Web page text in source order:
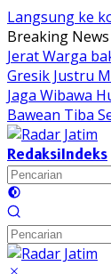
Langsung ke
Breaking News
Jerat Warga
Gresik Justru
Jaga Wibawa
Bawean Tiba
RedaksiIndeks